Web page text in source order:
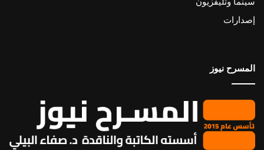
إصدارات
المسرح نيوز